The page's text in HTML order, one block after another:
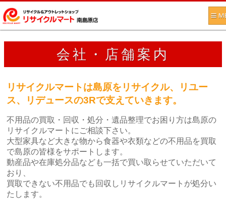
会社・店舗案内
リサイクルマートは島原をリサイクル、リユー
ス、リデュースの3Rで支えていきます。
不用品の買取・回収・処分・遺品整理でお困り方は島原の
リサイクルマートにご相談下さい。
大型家具など大きな物から食器や衣類などの不用品を買取
で島原の皆様をサポートします。
動産品や在庫処分品なども一括で買い取らせていただいて
おり、
買取できない不用品でも回収しリサイクルマートが処分い
たします。